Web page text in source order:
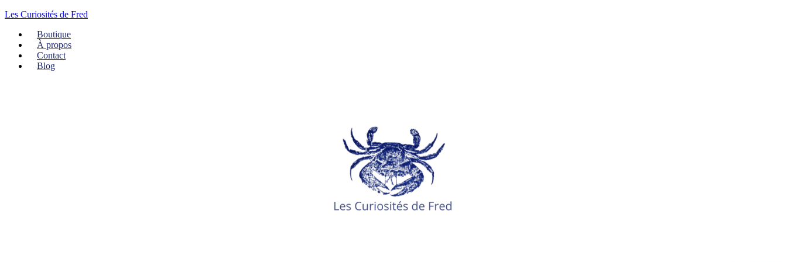
Les Curiosités de Fred
Boutique
À propos
Contact
Blog